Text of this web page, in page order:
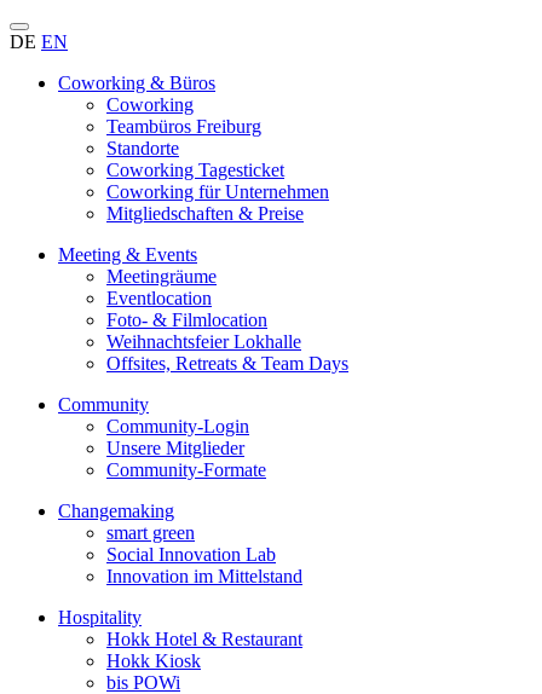
DE EN
Coworking & Büros
Coworking
Teambüros Freiburg
Standorte
Coworking Tagesticket
Coworking für Unternehmen
Mitgliedschaften & Preise
Meeting & Events
Meetingräume
Eventlocation
Foto- & Filmlocation
Weihnachtsfeier Lokhalle
Offsites, Retreats & Team Days
Community
Community-Login
Unsere Mitglieder
Community-Formate
Changemaking
smart green
Social Innovation Lab
Innovation im Mittelstand
Hospitality
Hokk Hotel & Restaurant
Hokk Kiosk
bis POWi